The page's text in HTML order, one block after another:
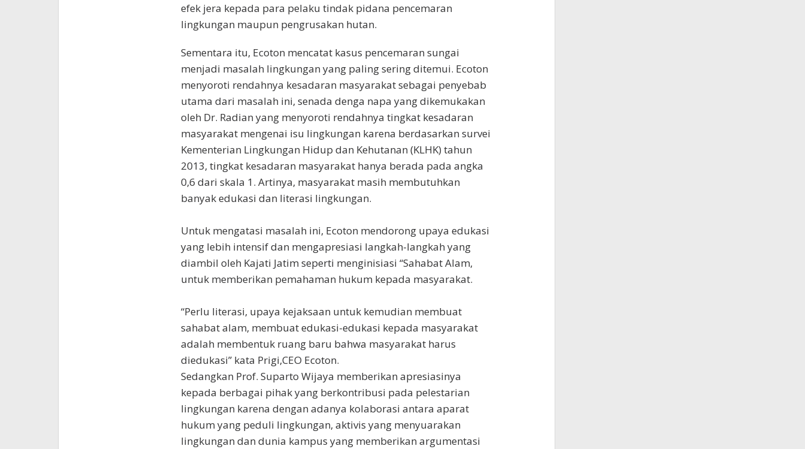
efek jera kepada para pelaku tindak pidana pencemaran
lingkungan maupun pengrusakan hutan.
Sementara itu, Ecoton mencatat kasus pencemaran sungai
menjadi masalah lingkungan yang paling sering ditemui. Ecoton
menyoroti rendahnya kesadaran masyarakat sebagai penyebab
utama dari masalah ini, senada denga napa yang dikemukakan
oleh Dr. Radian yang menyoroti rendahnya tingkat kesadaran
masyarakat mengenai isu lingkungan karena berdasarkan survei
Kementerian Lingkungan Hidup dan Kehutanan (KLHK) tahun
2013, tingkat kesadaran masyarakat hanya berada pada angka
0,6 dari skala 1. Artinya, masyarakat masih membutuhkan
banyak edukasi dan literasi lingkungan.
Untuk mengatasi masalah ini, Ecoton mendorong upaya edukasi
yang lebih intensif dan mengapresiasi langkah-langkah yang
diambil oleh Kajati Jatim seperti menginisiasi “Sahabat Alam,
untuk memberikan pemahaman hukum kepada masyarakat.
“Perlu literasi, upaya kejaksaan untuk kemudian membuat
sahabat alam, membuat edukasi-edukasi kepada masyarakat
adalah membentuk ruang baru bahwa masyarakat harus
diedukasi” kata Prigi,CEO Ecoton.
Sedangkan Prof. Suparto Wijaya memberikan apresiasinya
kepada berbagai pihak yang berkontribusi pada pelestarian
lingkungan karena dengan adanya kolaborasi antara aparat
hukum yang peduli lingkungan, aktivis yang menyuarakan
lingkungan dan dunia kampus yang memberikan argumentasi